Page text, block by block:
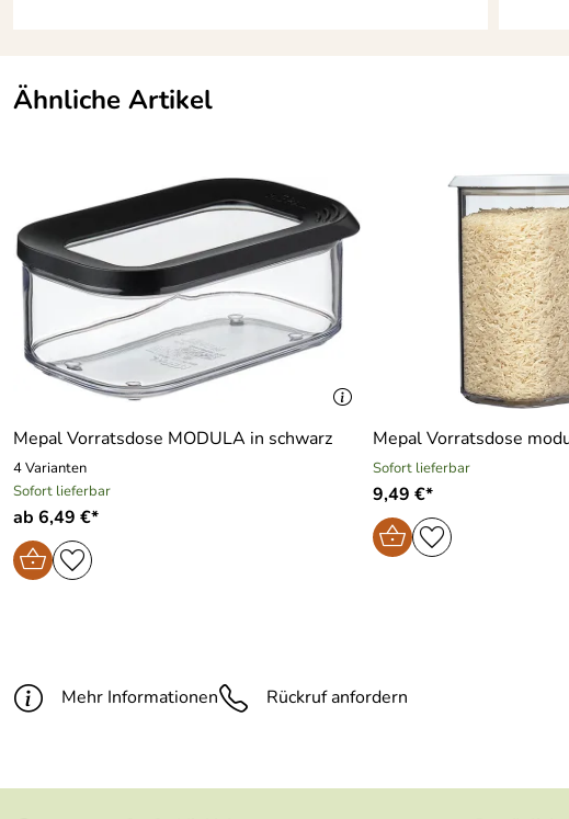
Ähnliche Artikel
Mepal Vorratsdose MODULA in schwarz
4 Varianten
Sofort lieferbar
ab 6,49 €*
Mepal Vorratsdose
Sofort lieferbar
9,49 €*
Mehr Informationen Rückruf anfordern